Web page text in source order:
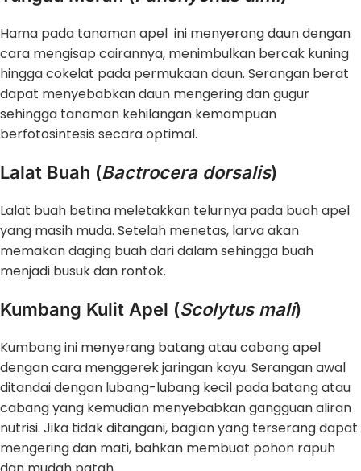
Hama pada tanaman apel ini menyerang daun dengan
cara mengisap cairannya, menimbulkan bercak kuning
hingga cokelat pada permukaan daun. Serangan berat
dapat menyebabkan daun mengering dan gugur
sehingga tanaman kehilangan kemampuan
berfotosintesis secara optimal.
Lalat Buah (Bactrocera dorsalis)
Lalat buah betina meletakkan telurnya pada buah apel
yang masih muda. Setelah menetas, larva akan
memakan daging buah dari dalam sehingga buah
menjadi busuk dan rontok.
Kumbang Kulit Apel (Scolytus mali)
Kumbang ini menyerang batang atau cabang apel
dengan cara menggerek jaringan kayu. Serangan awal
ditandai dengan lubang-lubang kecil pada batang atau
cabang yang kemudian menyebabkan gangguan aliran
nutrisi. Jika tidak ditangani, bagian yang terserang dapat
mengering dan mati, bahkan membuat pohon rapuh